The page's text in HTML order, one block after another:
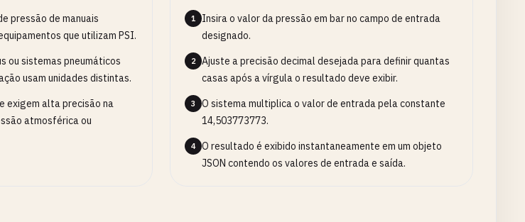
pressão de manuais
que utilizam PSI.
ou sistemas pneumáticos
usam unidades distintas.
exigem alta precisão na
atmosférica ou
1
Insira o valor da pressão em bar no campo de entrada
designado.
2
Ajuste a precisão decimal desejada para definir quantas
casas após a vírgula o resultado deve exibir.
3
O sistema multiplica o valor de entrada pela constante
14,503773773.
4
O resultado é exibido instantaneamente em um objeto
JSON contendo os valores de entrada e saída.